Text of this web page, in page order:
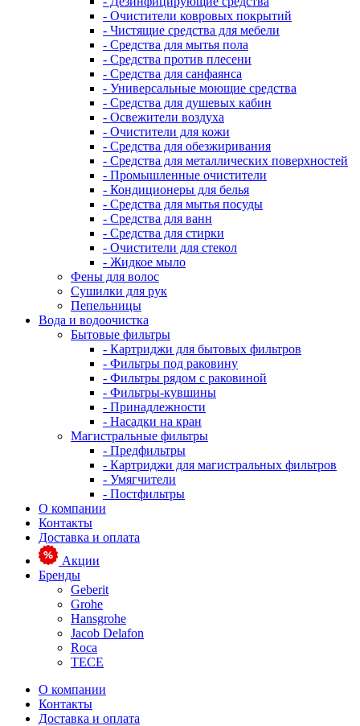
- Очистители ковровых покрытий
- Чистящие средства для мебели
- Средства для мытья пола
- Средства против плесени
- Средства для санфаянса
- Универсальные моющие средства
- Средства для душевых кабин
- Освежители воздуха
- Очистители для кожи
- Средства для обезжиривания
- Средства для металлических поверхностей
- Промышленные очистители
- Кондиционеры для белья
- Средства для мытья посуды
- Средства для ванн
- Средства для стирки
- Очистители для стекол
- Жидкое мыло
Фены для волос
Сушилки для рук
Пепельницы
Вода и водоочистка
Бытовые фильтры
- Картриджи для бытовых фильтров
- Фильтры под раковину
- Фильтры рядом с раковиной
- Фильтры-кувшины
- Принадлежности
- Насадки на кран
Магистральные фильтры
- Предфильтры
- Картриджи для магистральных фильтров
- Умягчители
- Постфильтры
О компании
Контакты
Доставка и оплата
Акции
Бренды
Geberit
Grohe
Hansgrohe
Jacob Delafon
Roca
TECE
О компании
Контакты
Доставка и оплата